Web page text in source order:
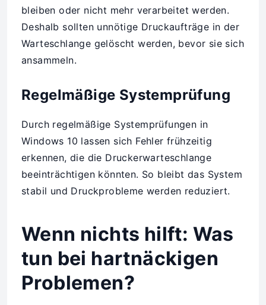
bleiben oder nicht mehr verarbeitet werden.
Deshalb sollten unnötige Druckaufträge in der
Warteschlange gelöscht werden, bevor sie sich
ansammeln.
Regelmäßige Systemprüfung
Durch regelmäßige Systemprüfungen in
Windows 10 lassen sich Fehler frühzeitig
erkennen, die die Druckerwarteschlange
beeinträchtigen könnten. So bleibt das System
stabil und Druckprobleme werden reduziert.
Wenn nichts hilft: Was
tun bei hartnäckigen
Problemen?